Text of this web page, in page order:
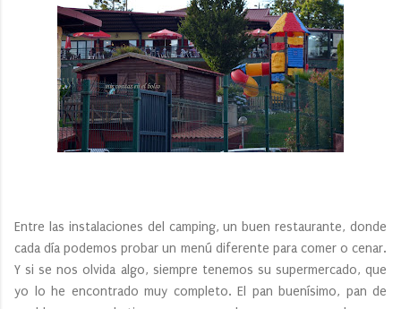
Entre las instalaciones del camping, un buen restaurante, donde
cada día podemos probar un menú diferente para comer o cenar.
Y si se nos olvida algo, siempre tenemos su supermercado, que
yo lo he encontrado muy completo. El pan buenísimo, pan de